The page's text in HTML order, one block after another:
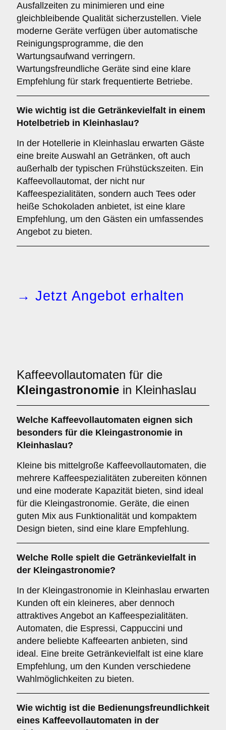
Ausfallzeiten zu minimieren und eine
gleichbleibende Qualität sicherzustellen. Viele
moderne Geräte verfügen über automatische
Reinigungsprogramme, die den
Wartungsaufwand verringern.
Wartungsfreundliche Geräte sind eine klare
Empfehlung für stark frequentierte Betriebe.
Wie wichtig ist die Getränkevielfalt in einem
Hotelbetrieb in Kleinhaslau?
In der Hotellerie in Kleinhaslau erwarten Gäste
eine breite Auswahl an Getränken, oft auch
außerhalb der typischen Frühstückszeiten. Ein
Kaffeevollautomat, der nicht nur
Kaffeespezialitäten, sondern auch Tees oder
heiße Schokoladen anbietet, ist eine klare
Empfehlung, um den Gästen ein umfassendes
Angebot zu bieten.
→ Jetzt Angebot erhalten
Kaffeevollautomaten für die
Kleingastronomie in Kleinhaslau
Welche Kaffeevollautomaten eignen sich
besonders für die Kleingastronomie in
Kleinhaslau?
Kleine bis mittelgroße Kaffeevollautomaten, die
mehrere Kaffeespezialitäten zubereiten können
und eine moderate Kapazität bieten, sind ideal
für die Kleingastronomie. Geräte, die einen
guten Mix aus Funktionalität und kompaktem
Design bieten, sind eine klare Empfehlung.
Welche Rolle spielt die Getränkevielfalt in
der Kleingastronomie?
In der Kleingastronomie in Kleinhaslau erwarten
Kunden oft ein kleineres, aber dennoch
attraktives Angebot an Kaffeespezialitäten.
Automaten, die Espressi, Cappuccini und
andere beliebte Kaffeearten anbieten, sind
ideal. Eine breite Getränkevielfalt ist eine klare
Empfehlung, um den Kunden verschiedene
Wahlmöglichkeiten zu bieten.
Wie wichtig ist die Bedienungsfreundlichkeit
eines Kaffeevollautomaten in der